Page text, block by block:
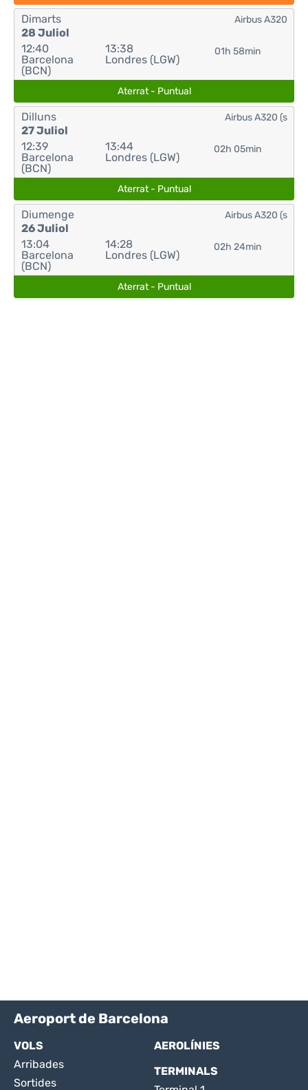
Dimarts
28 Juliol
12:40
Barcelona
(BCN)
13:38
Londres (LGW)
01h 58min
Airbus A320
Aterrat - Puntual
Dilluns
27 Juliol
12:39
Barcelona
(BCN)
13:44
Londres (LGW)
02h 05min
Airbus A320 (s
Aterrat - Puntual
Diumenge
26 Juliol
13:04
Barcelona
(BCN)
14:28
Londres (LGW)
02h 24min
Airbus A320 (s
Aterrat - Puntual
Aeroport de Barcelona
VOLS
Arribades
Sortides
AEROLÍNIES
TERMINALS